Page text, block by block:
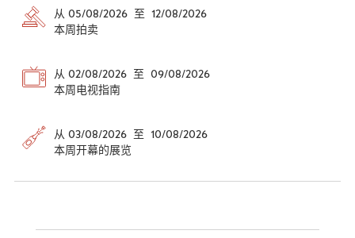
从 05/08/2026 至 12/08/2026
本周拍卖
从 02/08/2026 至 09/08/2026
本周电视指南
从 03/08/2026 至 10/08/2026
本周开幕的展览